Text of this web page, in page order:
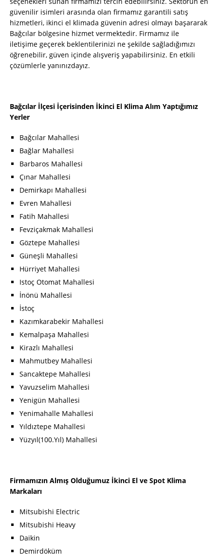
güvenilir isimleri arasında olan firmamız garantili satış
hizmetleri, ikinci el klimada güvenin adresi olmayı başararak
Bağcılar bölgesine hizmet vermektedir. Firmamız ile
iletişime geçerek beklentilerinizi ne şekilde sağladığımızı
öğrenebilir, güven içinde alışveriş yapabilirsiniz. En etkili
çözümlerle yanınızdayız.
Bağcılar İlçesi İçerisinden İkinci El Klima Alım Yaptığımız
Yerler
Bağcılar Mahallesi
Bağlar Mahallesi
Barbaros Mahallesi
Çınar Mahallesi
Demirkapı Mahallesi
Evren Mahallesi
Fatih Mahallesi
Fevziçakmak Mahallesi
Göztepe Mahallesi
Güneşli Mahallesi
Hürriyet Mahallesi
Istoç Otomat Mahallesi
İnönü Mahallesi
İstoç
Kazımkarabekir Mahallesi
Kemalpaşa Mahallesi
Kirazlı Mahallesi
Mahmutbey Mahallesi
Sancaktepe Mahallesi
Yavuzselim Mahallesi
Yenigün Mahallesi
Yenimahalle Mahallesi
Yıldıztepe Mahallesi
Yüzyıl(100.Yıl) Mahallesi
Firmamızın Almış Olduğumuz İkinci El ve Spot Klima
Markaları
Mitsubishi Electric
Mitsubishi Heavy
Daikin
Demirdöküm